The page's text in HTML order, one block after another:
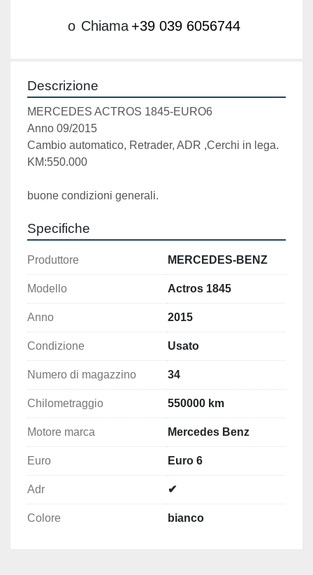
o Chiama +39 039 6056744
Descrizione
MERCEDES ACTROS 1845-EURO6
Anno 09/2015
Cambio automatico, Retrader, ADR ,Cerchi in lega.
KM:550.000
buone condizioni generali.
Specifiche
Produttore MERCEDES-BENZ
Modello Actros 1845
Anno 2015
Condizione Usato
Numero di magazzino 34
Chilometraggio 550000 km
Motore marca Mercedes Benz
Euro Euro 6
Adr ✔
Colore bianco